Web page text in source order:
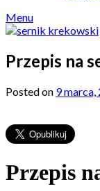
Menu
Przepis na
Posted on 9 marca,
Przepis